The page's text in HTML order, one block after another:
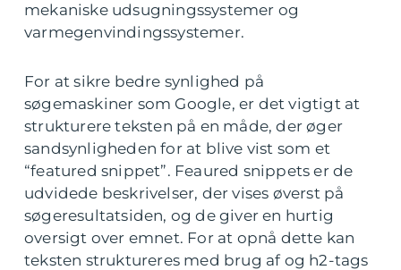
mekaniske udsugningssystemer og
varmegenvindingssystemer.
For at sikre bedre synlighed på
søgemaskiner som Google, er det vigtigt at
strukturere teksten på en måde, der øger
sandsynligheden for at blive vist som et
“featured snippet”. Feaured snippets er de
udvidede beskrivelser, der vises øverst på
søgeresultatsiden, og de giver en hurtig
oversigt over emnet. For at opnå dette kan
teksten struktureres med brug af og h2-tags